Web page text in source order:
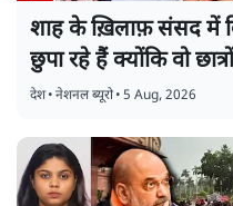
शाह के ख़िलाफ़ संसद में
छुपा रहे हैं क्योंकि वो
देश•नेशनल ब्यूरो•5 Aug, 2026